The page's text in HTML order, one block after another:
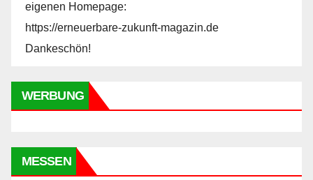
eigenen Homepage:
https://erneuerbare-zukunft-magazin.de
Dankeschön!
WERBUNG
MESSEN